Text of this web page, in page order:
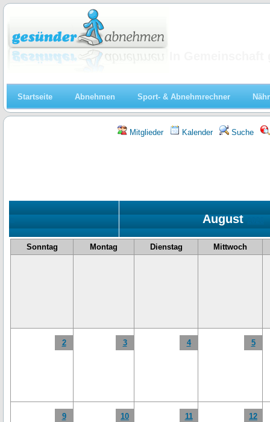
Startseite Abnehmen Sport- & Abnehmrechner
Mitglieder Kalender Suche
August
Sonntag Montag Dienstag Mittwoch
2 3 4 5
9 10 11 12